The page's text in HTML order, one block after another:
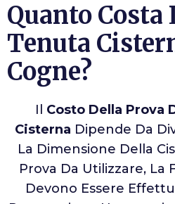
Quanto Costa
Tenuta
Cogne?
Il Costo Della Prova
Cisterna Dipende Da
La Dimensione Della
Prova Da Utilizzare, La
Devono Essere